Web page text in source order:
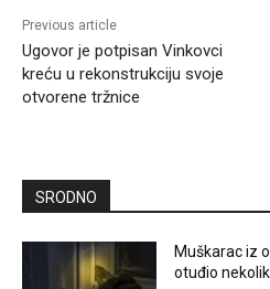
Previous article
Ugovor je potpisan Vinkovci
kreću u rekonstrukciju svoje
otvorene tržnice
SRODNO
Muškarac iz
otuđio